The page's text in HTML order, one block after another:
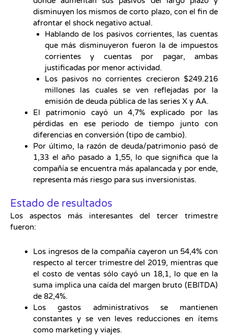
disminuyen los mismos de corto plazo, con el fin de
afrontar el shock negativo actual.
Hablando de los pasivos corrientes, las cuentas
que más disminuyeron fueron la de impuestos
corrientes y cuentas por pagar, ambas
justificadas por menor actividad.
Los pasivos no corrientes crecieron $249.216
millones las cuales se ven reflejadas por la
emisión de deuda pública de las series X y AA.
El patrimonio cayó un 4,7% explicado por las
pérdidas en ese periodo de tiempo junto con
diferencias en conversión (tipo de cambio).
Por último, la razón de deuda/patrimonio pasó de
1,33 el año pasado a 1,55, lo que significa que la
compañía se encuentra más apalancada y por ende,
representa más riesgo para sus inversionistas.
Estado de resultados
Los aspectos más interesantes del tercer trimestre
fueron:
Los ingresos de la compañía cayeron un 54,4% con
respecto al tercer trimestre del 2019, mientras que
el costo de ventas sólo cayó un 18,1, lo que en la
suma implica una caída del margen bruto (EBITDA)
de 82,4%.
Los gastos administrativos se mantienen
constantes y se ven leves reducciones en ítems
como marketing y viajes.